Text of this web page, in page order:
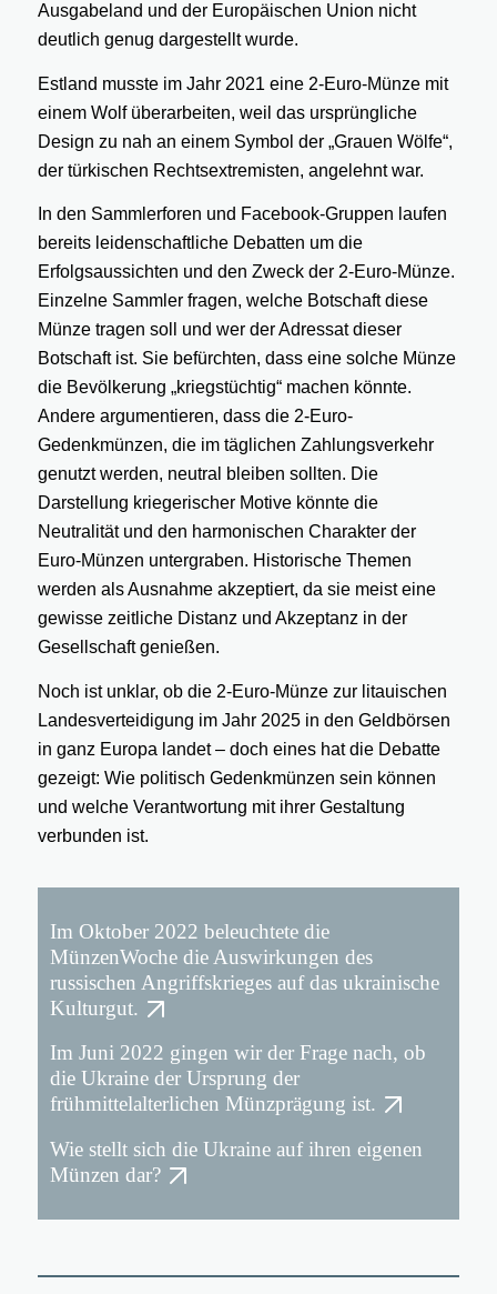
Ausgabeland und der Europäischen Union nicht
deutlich genug dargestellt wurde.
Estland musste im Jahr 2021 eine 2-Euro-Münze mit
einem Wolf überarbeiten, weil das ursprüngliche
Design zu nah an einem Symbol der „Grauen Wölfe“,
der türkischen Rechtsextremisten, angelehnt war.
In den Sammlerforen und Facebook-Gruppen laufen
bereits leidenschaftliche Debatten um die
Erfolgsaussichten und den Zweck der 2-Euro-Münze.
Einzelne Sammler fragen, welche Botschaft diese
Münze tragen soll und wer der Adressat dieser
Botschaft ist. Sie befürchten, dass eine solche Münze
die Bevölkerung „kriegstüchtig“ machen könnte.
Andere argumentieren, dass die 2-Euro-
Gedenkmünzen, die im täglichen Zahlungsverkehr
genutzt werden, neutral bleiben sollten. Die
Darstellung kriegerischer Motive könnte die
Neutralität und den harmonischen Charakter der
Euro-Münzen untergraben. Historische Themen
werden als Ausnahme akzeptiert, da sie meist eine
gewisse zeitliche Distanz und Akzeptanz in der
Gesellschaft genießen.
Noch ist unklar, ob die 2-Euro-Münze zur litauischen
Landesverteidigung im Jahr 2025 in den Geldbörsen
in ganz Europa landet – doch eines hat die Debatte
gezeigt: Wie politisch Gedenkmünzen sein können
und welche Verantwortung mit ihrer Gestaltung
verbunden ist.
Im Oktober 2022 beleuchtete die
MünzenWoche die Auswirkungen des
russischen Angriffskrieges auf das ukrainische
Kulturgut.
Im Juni 2022 gingen wir der Frage nach, ob
die Ukraine der Ursprung der
frühmittelalterlichen Münzprägung ist.
Wie stellt sich die Ukraine auf ihren eigenen
Münzen dar?